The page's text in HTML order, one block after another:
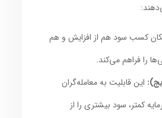
کسب سود هم از افزایش و هم
را فراهم می‌کند.
این قابلیت به معامله‌گران
کمتر، سود بیشتری را از